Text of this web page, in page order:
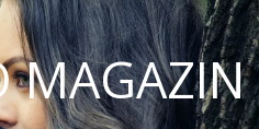
MAGAZIN